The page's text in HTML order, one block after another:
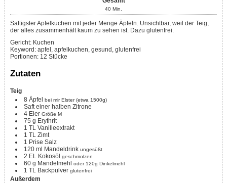
40 Min.
Saftigster Apfelkuchen mit jeder Menge Äpfeln. Unsichtbar, weil der Teig,
der alles zusammenhält kaum zu sehen ist. Dazu glutenfrei.
Gericht: Kuchen
Keyword: apfel, apfelkuchen, gesund, glutenfrei
Portionen: 12 Stücke
Zutaten
Teig
8 Äpfel bei mir Elster (etwa 1500g)
Saft einer halben Zitrone
4 Eier Größe M
75 g Erythrit
1 TL Vanilleextrakt
1 TL Zimt
1 Prise Salz
120 ml Mandeldrink ungesüßt
2 EL Kokosöl geschmolzen
60 g Mandelmehl oder 120g Dinkelmehl
1 TL Backpulver glutenfrei
Außerdem